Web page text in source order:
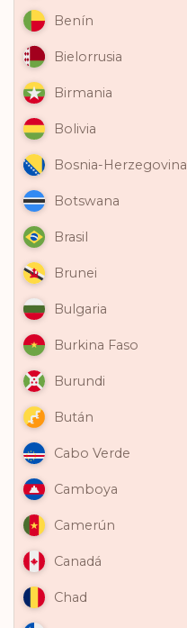
Benín
Bielorrusia
Birmania
Bolivia
Bosnia-Herzegovina
Botswana
Brasil
Brunei
Bulgaria
Burkina Faso
Burundi
Bután
Cabo Verde
Camboya
Camerún
Canadá
Chad